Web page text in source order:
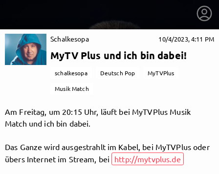
Schalkesopa 10/4/2023, 4:11 PM
MyTV Plus und ich bin dabei!
schalkesopa Deutsch Pop
MyTVPlus
Musik Match
Am Freitag, um 20:15 Uhr, läuft bei MyTVPlus Musik
Match und ich bin dabei.
Das Ganze wird ausgestrahlt im Kabel, bei MyTVPlus oder
übers Internet im Stream, bei http://mytvplus.de